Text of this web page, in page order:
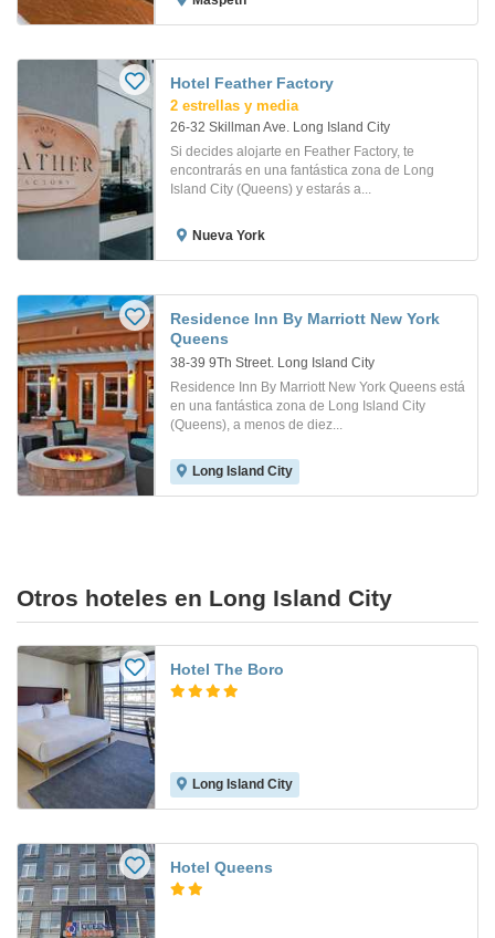
Hotel Feather Factory
2 estrellas y media
26-32 Skillman Ave. Long Island City
Si decides alojarte en Feather Factory, te
encontrarás en una fantástica zona de Long
Island City (Queens) y estarás a...
Nueva York
Residence Inn By Marriott New York
Queens
38-39 9Th Street. Long Island City
Residence Inn By Marriott New York Queens está
en una fantástica zona de Long Island City
(Queens), a menos de diez...
Long Island City
Otros hoteles en Long Island City
Hotel The Boro
Long Island City
Hotel Queens